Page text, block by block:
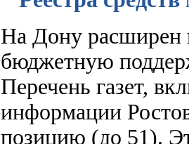
На Дону
бюджетную
Перечень газет,
информации
позицию (до 51).